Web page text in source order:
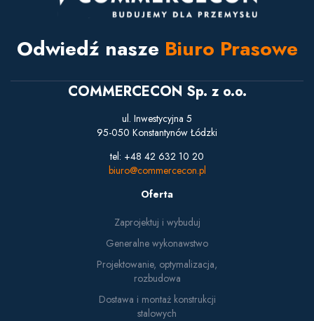
Odwiedź nasze Biuro Prasowe
COMMERCECON Sp. z o.o.
ul. Inwestycyjna 5
95-050 Konstantynów Łódzki
tel: +48 42 632 10 20
biuro@commercecon.pl
Oferta
Zaprojektuj i wybuduj
Generalne wykonawstwo
Projektowanie, optymalizacja,
rozbudowa
Dostawa i montaż konstrukcji
stalowych